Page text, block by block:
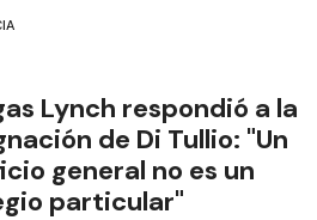
Lynch respondió a la
de Di Tullio: "Un
general no es un
particular"